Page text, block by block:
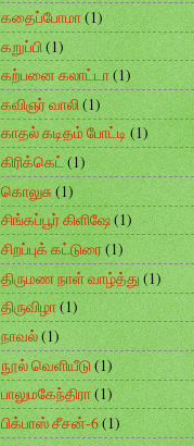
கதைப்போமா(1)
கறுப்பி(1)
கற்பனை கலாட்டா(1)
கவிஞர் வாலி(1)
காதல் கடிதம் போட்டி (1)
கிரிக்கெட்(1)
கொலுசு(1)
சிங்கப்பூர் கிளிஷே(1)
சிறப்புக் கட்டுரை(1)
திருமண நாள் வாழ்த்து(1)
திருவிழா(1)
நாவல்(1)
நூல் வெளியீடு(1)
பாலுமகேந்திரா(1)
பிக்பாஸ் சீசன்-6(1)